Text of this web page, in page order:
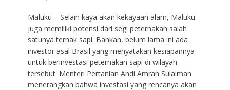
Maluku – Selain kaya akan kekayaan alam, Maluku
juga memiliki potensi dari segi peternakan salah
satunya ternak sapi. Bahkan, belum lama ini ada
investor asal Brasil yang menyatakan kesiapannya
untuk berinvestasi peternakan sapi di wilayah
tersebut. Menteri Pertanian Andi Amran Sulaiman
menerangkan bahwa investasi yang rencanya akan